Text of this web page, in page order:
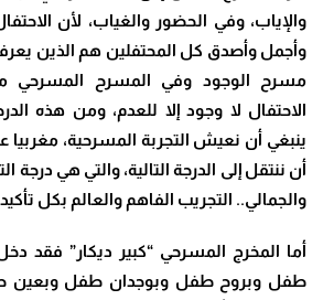
والإياب، وفي الحضور والغياب، لأن
وأجمل وأصدق كل المحتفلين هم الذين
مسرح الوجود وفي المسرح المسرحي
الاحتفال لا وجود إلا للعدم، ومن هذه
ينبغي أن نعيش التجربة المسرحية، مغربيا
أن ننتقل إلى الدرجة التالية، والتي هي درجة
والجمالي.. التجريب الفاهم والعالم بكل
أما المخرج المسرحي “كبير ديكار” فقد
طفل وبروح طفل وبوجدان طفل وبعين